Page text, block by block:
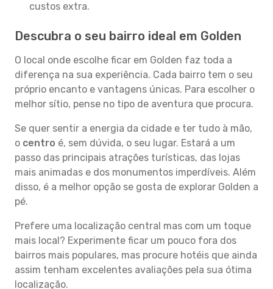
custos extra.
Descubra o seu bairro ideal em Golden
O local onde escolhe ficar em Golden faz toda a
diferença na sua experiência. Cada bairro tem o seu
próprio encanto e vantagens únicas. Para escolher o
melhor sítio, pense no tipo de aventura que procura.
Se quer sentir a energia da cidade e ter tudo à mão,
o centro é, sem dúvida, o seu lugar. Estará a um
passo das principais atrações turísticas, das lojas
mais animadas e dos monumentos imperdíveis. Além
disso, é a melhor opção se gosta de explorar Golden a
pé.
Prefere uma localização central mas com um toque
mais local? Experimente ficar um pouco fora dos
bairros mais populares, mas procure hotéis que ainda
assim tenham excelentes avaliações pela sua ótima
localização.